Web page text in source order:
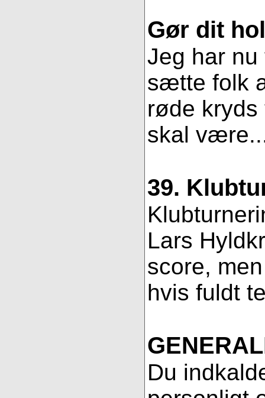
Gør dit
Jeg har
sætte folk
røde
skal
39.
Lars
score,
hvis fuldt
Du